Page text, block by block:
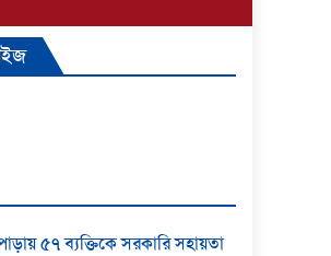
​৫৭ ব্যক্তিকে সরকারি সহায়তা